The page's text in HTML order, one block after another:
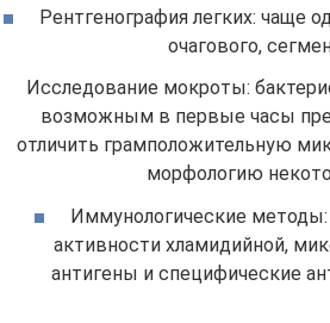
Рентгенография легких: чаще
очагового,
Исследование мокроты:
возможным в первые часы
отличить грамположительную
морфологию
Иммунологические
активности хламидийной,
антигены и специфические